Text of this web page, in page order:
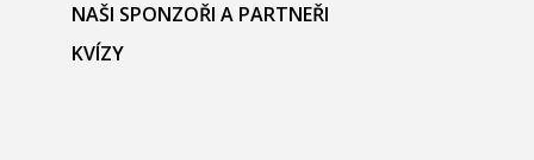
NAŠI SPONZOŘI A PARTNEŘI
KVÍZY